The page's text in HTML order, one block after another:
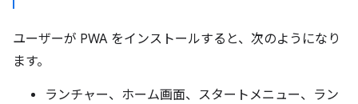
ユーザーが PWA をインストールすると、次のようになり
ます。
ランチャー、ホーム画面、スタートメニュー、ラン